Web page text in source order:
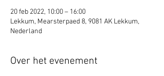
20 feb 2022, 10:00 – 16:00
Lekkum, Mearsterpaed 8, 9081 AK Lekkum,
Nederland
Over het evenement